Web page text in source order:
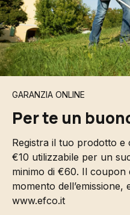
GARANZIA ONLINE
Per te un
Registra il tuo prodotto
€10 utilizzabile per un
minimo di €60. Il coupon
momento dell’emissione,
www.efco.it